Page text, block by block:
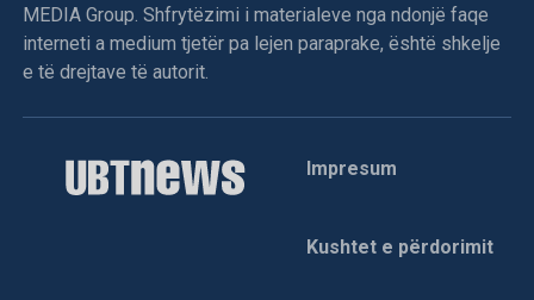
MEDIA Group. Shfrytëzimi i materialeve nga ndonjë faqe
interneti a medium tjetër pa lejen paraprake, është shkelje
e të drejtave të autorit.
Impresum
Kushtet e përdorimit